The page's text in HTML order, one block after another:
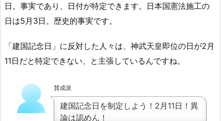
日。事実であり、日付が特定できます。日本国憲法施工の
日は5月3日。歴史的事実です。
「建国記念日」に反対した人々は、神武天皇即位の日が2月
11日だと特定できない、と主張しているんですね。
賛成派
建国記念日を制定しよう！2月11日！異
論は認めん！